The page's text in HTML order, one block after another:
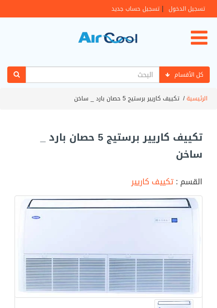
تسجيل الدخول | تسجيل حساب جديد
كل الأقسام
الرئيسية/تكييف كاريير برستيج 5 حصان بارد _ ساخن
تكييف كاريير برستيج 5 حصان بارد _
ساخن
القسم :تكييف كاريير